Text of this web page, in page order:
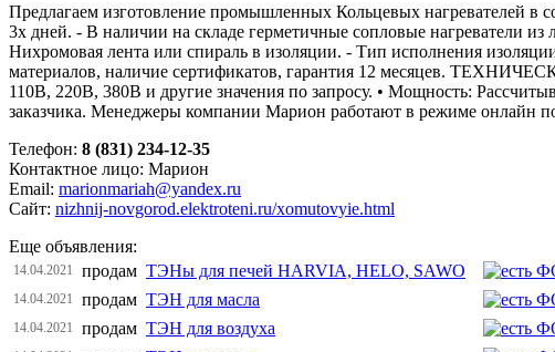
Предлагаем изготовление промышленных Кольцевых нагревателей в
3х дней. - В наличии на складе герметичные сопловые нагреватели
Нихромовая лента или спираль в изоляции. - Тип исполнения
материалов, наличие сертификатов, гарантия 12 месяцев.
110В, 220В, 380В и другие значения по запросу. • Мощность:
заказчика. Менеджеры компании Марион работают в режиме онлайн
Телефон: 8 (831) 234-12-35
Контактное лицо: Марион
Email: marionmariah@yandex.ru
Сайт: nizhnij-novgorod.elektroteni.ru/xomutovyie.html
Еще объявления:
14.04.2021 продам ТЭНы для печей HARVIA, HELO, SAWO
14.04.2021 продам ТЭН для масла
14.04.2021 продам ТЭН для воздуха